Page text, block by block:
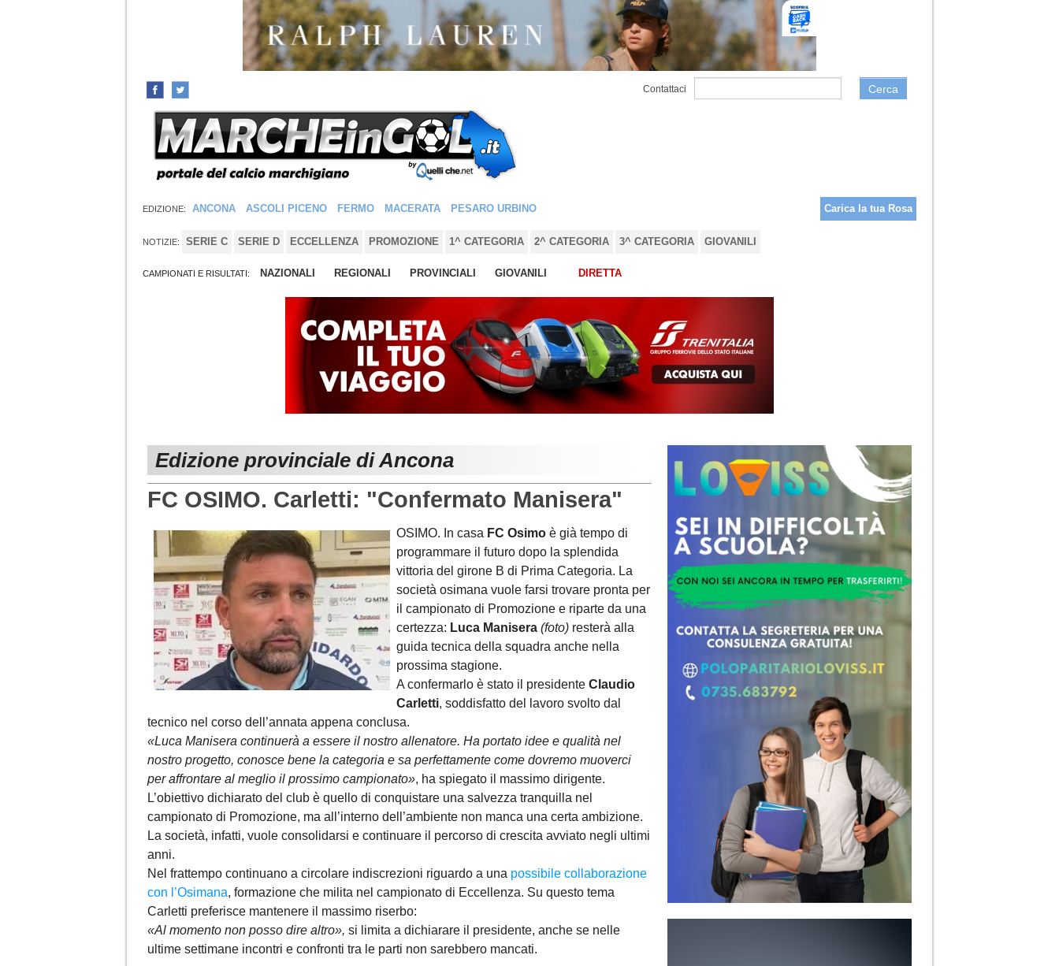
Contattaci Cerca
EDIZIONE: ANCONA ASCOLI PICENO FERMO MACERATA PESARO URBINO Carica la tua Rosa
NOTIZIE: SERIE C SERIE D ECCELLENZA PROMOZIONE 1^ CATEGORIA 2^ CATEGORIA 3^ CATEGORIA GIOVANILI
CAMPIONATI E RISULTATI: NAZIONALI REGIONALI PROVINCIALI GIOVANILI DIRETTA
Edizione provinciale di Ancona
FC OSIMO. Carletti: "Confermato Manisera"
OSIMO. In casa FC Osimo è già tempo di
programmare il futuro dopo la splendida
vittoria del girone B di Prima Categoria. La
società osimana vuole farsi trovare pronta per
il campionato di Promozione e riparte da una
certezza: Luca Manisera (foto) resterà alla
guida tecnica della squadra anche nella
prossima stagione.
A confermarlo è stato il presidente Claudio
Carletti, soddisfatto del lavoro svolto dal
tecnico nel corso dell’annata appena conclusa.
«Luca Manisera continuerà a essere il nostro allenatore. Ha portato idee e qualità nel
nostro progetto, conosce bene la categoria e sa perfettamente come dovremo muoverci
per affrontare al meglio il prossimo campionato», ha spiegato il massimo dirigente.
L’obiettivo dichiarato del club è quello di conquistare una salvezza tranquilla nel
campionato di Promozione, ma all’interno dell’ambiente non manca una certa ambizione.
La società, infatti, vuole consolidarsi e continuare il percorso di crescita avviato negli ultimi
anni.
Nel frattempo continuano a circolare indiscrezioni riguardo a una possibile collaborazione
con l’Osimana, formazione che milita nel campionato di Eccellenza. Su questo tema
Carletti preferisce mantenere il massimo riserbo:
«Al momento non posso dire altro», si limita a dichiarare il presidente, anche se nelle
ultime settimane incontri e confronti tra le parti non sarebbero mancati.